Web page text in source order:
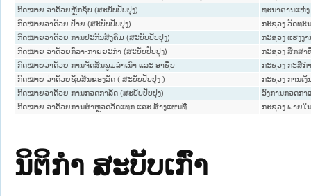
ກົດໝາຍ ວ່າດ້ວຍຫຼັກຊັບ (ສະບັບປັບປຸງ)
ທະນາຄານແຫ່
ກົດໝາຍວ່າດ້ວຍ ປ້າຍ (ສະບັບປັບປຸງ)
ກະຊວງ ວັດທະ
ກົດໝາຍວ່າດ້ວຍ ການປະກັນສັງຄົມ (ສະບັບປັບປຸງ)
ກະຊວງ ແຮງງ
ກົດໝາຍ ວ່າດ້ວຍກິລາ-ກາຍຍະກຳ (ສະບັບປັບປຸງ)
ກະຊວງ ສຶກສາ
ກົດໝາຍວ່າດ້ວຍ ການຈັດສັນພູມລຳເນົາ ແລະ ອາຊີບ
ກະຊວງ ກະສິກ
ກົດໝາຍ ວ່າດ້ວຍຊັບສິນຂອງລັດ ( ສະບັບປັບປຸງ )
ກະຊວງ ການເງິ
ກົດໝາຍວ່າດ້ວຍ ການກວດກາລັດ (ສະບັບປັບປຸງ)
ອົງການກວດກາ
ກົດໝາຍ ວ່າດ້ວຍການສໍາຫຼວດວັດແທກ ແລະ ສ້າງແຜນທີ່
ກະຊວງ ພາຍໃ
ນິຕິກໍາ ສະບັບເກົ່າ